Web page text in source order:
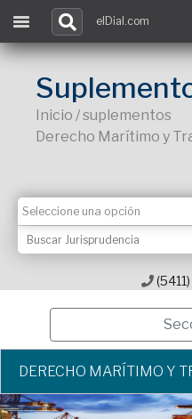
elDial.com
Inicio / suplementos
Derecho Marítimo y
DERECHO MARÍTIMO Y